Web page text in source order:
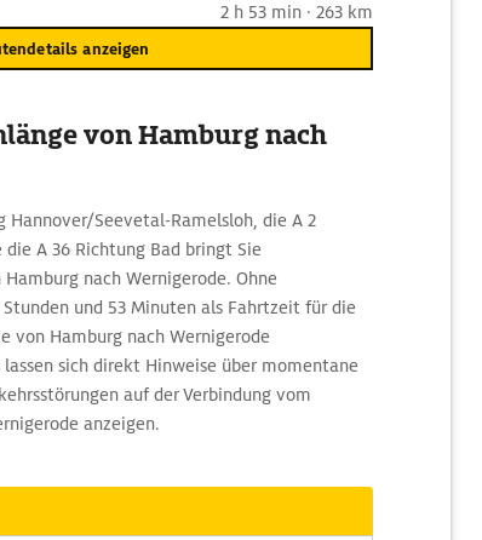
2 h 53 min · 263 km
anzeigen
von Hamburg nach
Hannover/Seevetal-Ramelsloh, die A 2
A 36 Richtung Bad bringt Sie
nach Wernigerode. Ohne
und 53 Minuten als Fahrtzeit für die
von Hamburg nach Wernigerode
sich direkt Hinweise über momentane
auf der Verbindung vom
anzeigen.